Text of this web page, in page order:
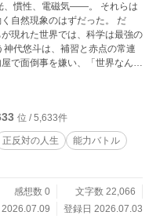
然現象のはずだった。 だ
現れた世界では、科学は最強の
で面倒事を嫌い、「世界なんて
転と慣性を支配する禁断の術式
トン・セオリー）》の使い手。
聖」と称される完全無欠の天才
落ちこぼれの少年は最速の剣に
っていく。 科学は万能
位 / 5,633件
正反対の人生
能力バトル
感想数 0
文字数 22,066
登録日 2026.07.03